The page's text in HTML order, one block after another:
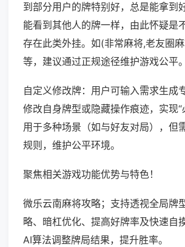
到部分用户的牌特别好，总是能拿到
能看到其他人的牌一样，由此怀疑是
存在此类外挂。如(非常麻将,老友圈
等，建议通过正规途径维护游戏公平。
自定义修改牌：用户可输入需求生成
修改自身牌型或隐藏操作痕迹，实现“
用于多种场景（如与好友对局），但
规则，维护公平环境。
聚焦相关游戏功能优势与特色！
微乐云南麻将攻略；支持透视全局牌
略、暗杠优化、提高好牌率及快速自
AI算法调整牌局结果，提升胜率。